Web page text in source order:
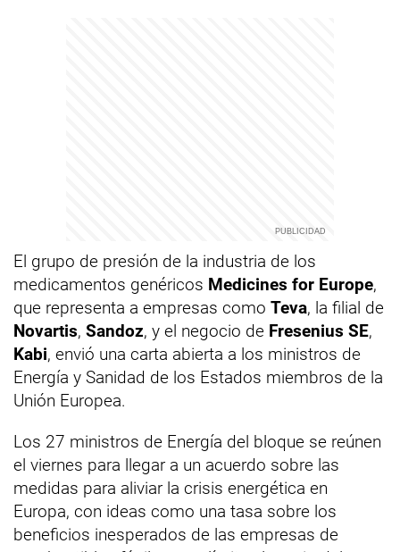
El grupo de presión de la industria de los
medicamentos genéricos Medicines for Europe,
que representa a empresas como Teva, la filial de
Novartis, Sandoz, y el negocio de Fresenius SE,
Kabi, envió una carta abierta a los ministros de
Energía y Sanidad de los Estados miembros de la
Unión Europea.
Los 27 ministros de Energía del bloque se reúnen
el viernes para llegar a un acuerdo sobre las
medidas para aliviar la crisis energética en
Europa, con ideas como una tasa sobre los
beneficios inesperados de las empresas de